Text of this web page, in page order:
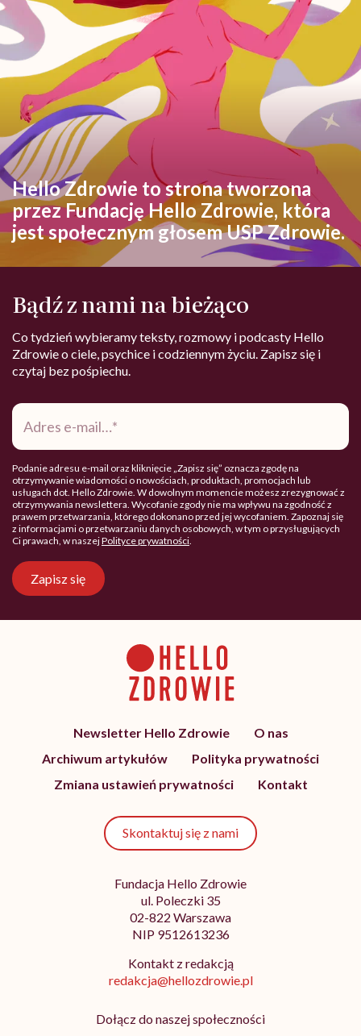
Hello Zdrowie to strona tworzona
przez Fundację Hello Zdrowie, która
jest społecznym głosem USP Zdrowie.
Bądź z nami na bieżąco
Co tydzień wybieramy teksty, rozmowy i podcasty Hello
Zdrowie o ciele, psychice i codziennym życiu. Zapisz się i
czytaj bez pośpiechu.
Adres
mail*
Podanie adresu e-mail oraz kliknięcie „Zapisz się” oznacza zgodę na
otrzymywanie wiadomości o nowościach, produktach, promocjach lub
usługach dot. Hello Zdrowie. W dowolnym momencie możesz zrezygnować z
otrzymywania newslettera. Wycofanie zgody nie ma wpływu na zgodność z
prawem przetwarzania, którego dokonano przed jej wycofaniem. Zapoznaj się
z informacjami o przetwarzaniu danych osobowych, w tym o przysługujących
Ci prawach, w naszejPolityce prywatności.
Zapisz się
Newsletter Hello Zdrowie
O nas
Archiwum artykułów
Polityka prywatności
Zmiana ustawień prywatności
Kontakt
Skontaktuj się z nami
Fundacja Hello Zdrowie
ul. Poleczki 35
02-822 Warszawa
NIP 9512613236
Kontakt z redakcją
redakcja@hellozdrowie.pl
Dołącz do naszej społeczności